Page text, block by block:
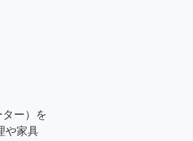
ー）を
や家具